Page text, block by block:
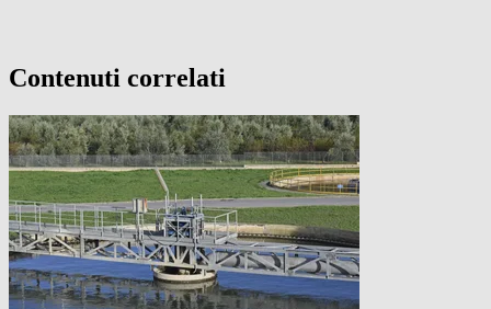
Contenuti correlati